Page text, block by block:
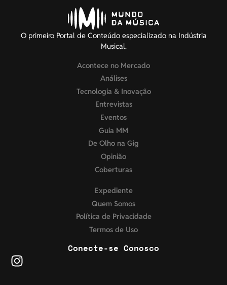
O primeiro Portal de Conteúdo especializado na Indústria
Musical.
Acontece no Mercado
Análises
Tecnologia & Inovação
Entrevistas
Eventos
Guia MM
De Olho na Gig
Opinião
Coberturas
Expediente
Quem Somos
Política de Privacidade
Termos de Uso
Conecte-se Conosco